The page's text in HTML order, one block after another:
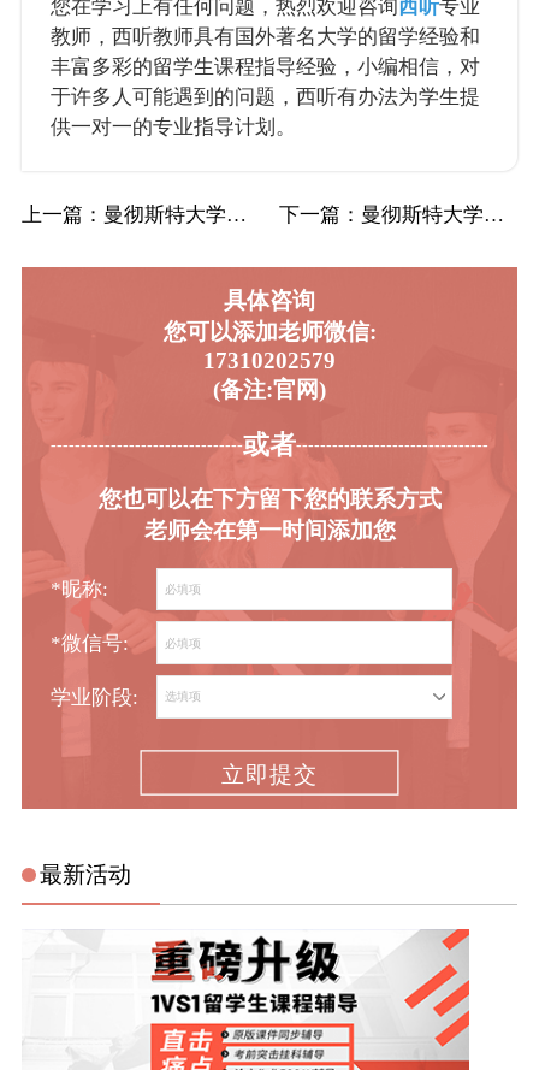
您在学习上有任何问题，热烈欢迎咨询 西听专业
教师，西听教师具有国外著名大学的留学经验和
丰富多彩的留学生课程指导经验，小编相信，对
于许多人可能遇到的问题，西听有办法为学生提
供一对一的专业指导计划。
上一篇 ：曼彻斯特大学UoM曼大商管经济学辅导补习… 下一篇 ：曼彻斯特大学UoM曼大商管经济学辅导补习…
具体咨询
您可以添加老师微信:
17310202579
(备注:官网)
或者
您也可以在下方留下您的联系方式
老师会在第一时间添加您
*昵称:
*微信号:
学业阶段:
立即提交
最新活动